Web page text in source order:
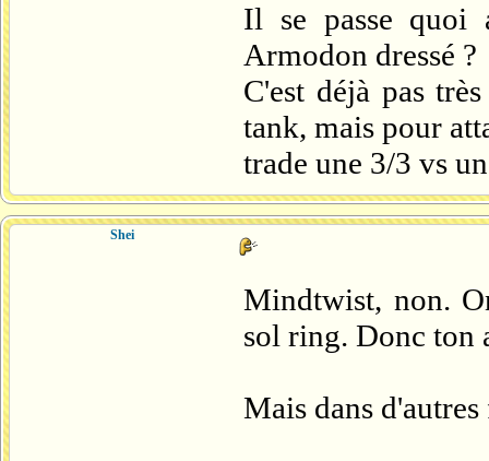
Il se passe quoi
Armodon dressé ?
C'est déjà pas
tank, mais pour
trade une 3/3 vs
Shei
Mindtwist, non.
sol ring. Donc ton
Mais dans